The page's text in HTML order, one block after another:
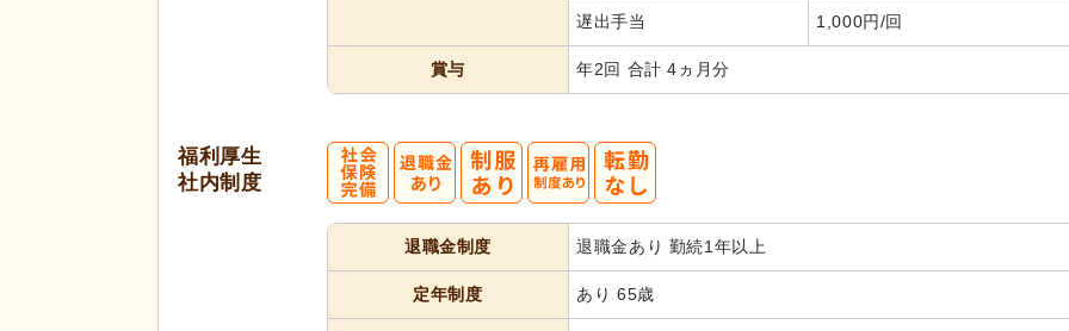
遅出手当 1,000円/回
賞与 年2回 合計 4ヵ月分
福利厚生
社内制度
退職金制度 退職金あり 勤続1年以上
定年制度 あり 65歳